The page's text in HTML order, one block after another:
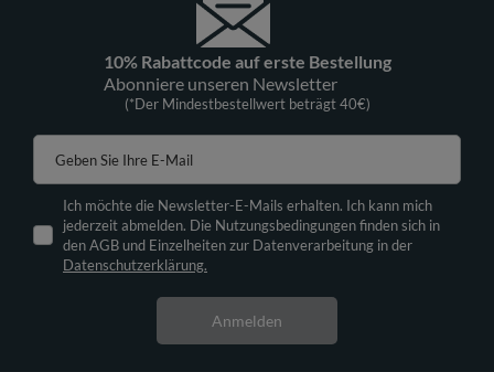
10% Rabattcode auf erste Bestellung
Abonniere unseren Newsletter
(*Der Mindestbestellwert beträgt 40€)
Geben Sie Ihre E-Mail
Ich möchte die Newsletter-E-Mails erhalten. Ich kann mich
jederzeit abmelden. Die Nutzungsbedingungen finden sich in
den AGB und Einzelheiten zur Datenverarbeitung in der
Datenschutzerklärung.
Anmelden